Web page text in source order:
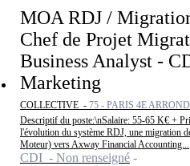
MOA RDJ /
Chef de Projet
Business Analyst -
Marketing
COLLECTIVE - 75 - PARIS 4E
Descriptif du poste:\nSalaire: 55-65 K€ +
l'évolution du système RDJ, une migration
Moteur) vers Axway Financial Accounting...
CDI - Non renseigné